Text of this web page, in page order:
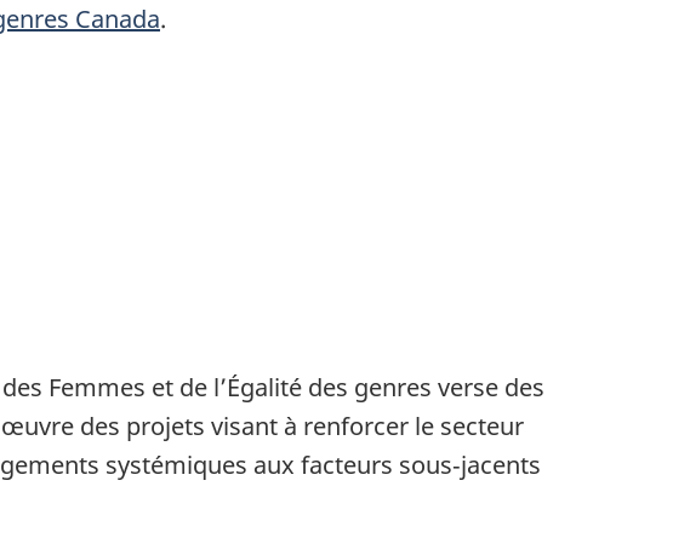
Canada.
Femmes et de l’Égalité des genres verse des
des projets visant à renforcer le secteur
systémiques aux facteurs sous‑jacents